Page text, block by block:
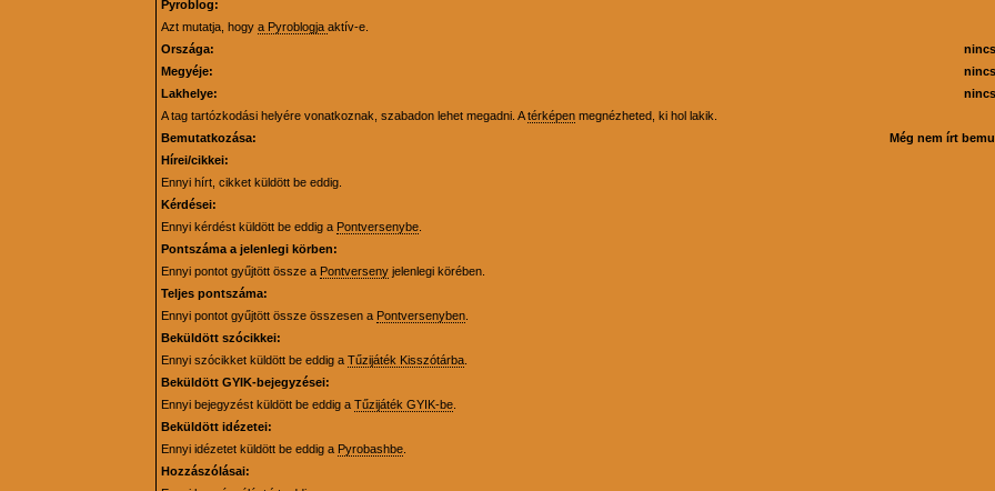
Pyroblog:
Azt mutatja, hogya Pyroblogjaaktív-e.
Országa:
Megyéje:
Lakhelye:
A tag tartózkodási helyére vonatkoznak, szabadon lehet megadni. Atérképen megnézheted, ki hol lakik.
Bemutatkozása:
Még nem írt
Hírei/cikkei:
Ennyi hírt, cikket küldött be eddig.
Kérdései:
Ennyi kérdést küldött be eddig a Pontversenybe
Pontszáma a jelenlegi körben:
Ennyi pontot gyűjtött össze a Pontverseny jelenlegi körében.
Teljes pontszáma:
Ennyi pontot gyűjtött össze összesen a Pontversenyben
Beküldött szócikkei:
Ennyi szócikket küldött be eddig aTűzijáték Kisszótárba
Beküldött GYIK-bejegyzései:
Ennyi bejegyzést küldött be eddig aTűzijáték GYIK-be
Beküldött idézetei:
Ennyi idézetet küldött be eddig a Pyrobashbe
Hozzászólásai: